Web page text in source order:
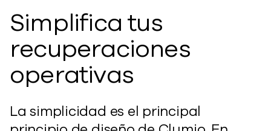
Simplifica tus
recuperaciones
operativas
La simplicidad es el principal